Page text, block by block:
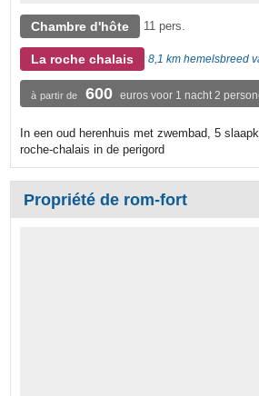
Chambre d'hôte 11 pers.
La roche chalais 8,1 km hemelsbreed
à partir de 600 euros voor 1 nacht 2
In een oud herenhuis met zwembad, 5
roche-chalais in de perigord
Propriété de rom-fort